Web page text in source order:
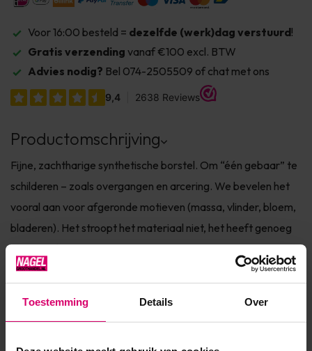
Toestemming Details Over
Voor 16:00 besteld = dezelfde (werk)dag verstuurd!
Gratis verzending vanaf €100 excl. BTW
Advies nodig? Bel 074-2505509 of chat met ons
Productomschrijving
Fijne, zachtharige synthetische borstel. Om “één gebaar” te
schilderen – zoals overgangen en arcering. We bevelen het
vooral aan voor afgeronde motieven (massa, vlinder, bloem,
bladeren). Het stroopt het materiaal niet, het heeft genoeg
druk. Perfect voor schaduwen en gelschildering. Het is mooi
om gebogen patronen te maken, perfect voor di...
Toon meer